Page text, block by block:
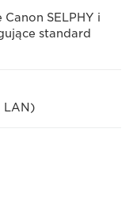
SELPHY i
standard
LAN)